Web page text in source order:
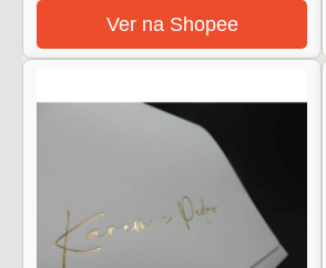
Ver na Shopee